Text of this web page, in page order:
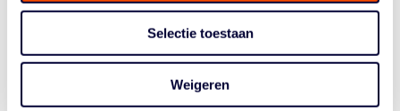
Selectie toestaan
Weigeren
eigen huis recht te zetten.”
EER VAN DE INTERLAND
Hoe die series ook eindigen: volgende week mag de
guard opnieuw aan de bak. Dan in een oranje tenue.